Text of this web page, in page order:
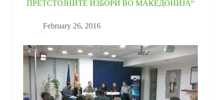
ПРЕТСТОЈНИТЕ ИЗБОРИ ВО МАКЕДОНИЈА“
February 26, 2016